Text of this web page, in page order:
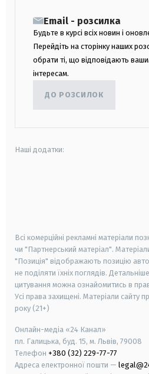
Email - розсилка
Будьте в курсі всіх новин і
Перейдіть на сторінку наших
обрати ті, що відповідають
інтересам.
ДО РОЗСИЛОК
Наші додатки:
Всі комерційні рекламні матеріали
чи "Партнерський матеріал".
"Позиція" відображають позицію
не поділяти їхніх поглядів.
цитування можна ознайомитись в
Усі права захищені. Матеріали сайту
року (21+)
Онлайн-медіа «24 Канал»
пл. Галицька, буд. 15, м. Львів, 79008
Телефон +380 (32) 229-77-77
Адреса електронної пошти —